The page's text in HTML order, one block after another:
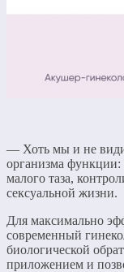
— Хоть мы и не
организма
малого таза,
сексуальной жизни.
Для максимально
современный
биологической
приложением и